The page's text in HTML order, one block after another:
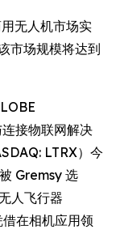
无人机市场实
市场规模将达到
接物联网解决
LTRX）今
Gremsy 选
人飞行器
借在相机应用领